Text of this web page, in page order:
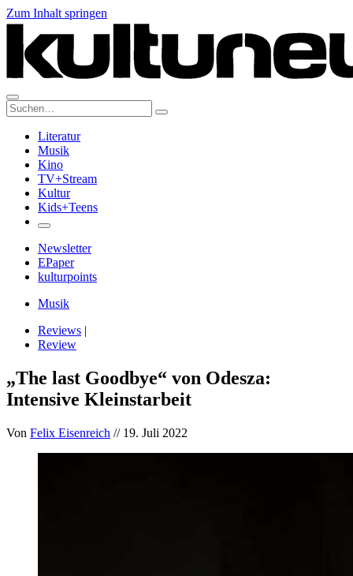
Zum Inhalt springen
Suche:
Literatur
Musik
Kino
TV+Stream
Kultur
Kids+Teens
Newsletter
EPaper
kulturpoints
Musik
Reviews |
Review
„The last Goodbye“ von Odesza:
Intensive Kleinstarbeit
Von Felix Eisenreich // 19. Juli 2022